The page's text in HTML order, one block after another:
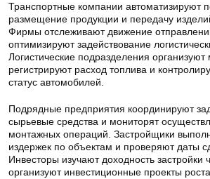
Транспортные компании автоматизируют
размещение продукции и передачу
Фирмы отслеживают движение
оптимизируют задействование
Логистические подразделения организуют
регистрируют расход топлива и
статус автомобилей.
Подрядные предприятия координируют
сырьевые средства и мониторят
монтажных операций. Застройщики
издержек по объектам и проверяют даты
Инвесторы изучают доходность застройки
организуют инвестиционные проекты